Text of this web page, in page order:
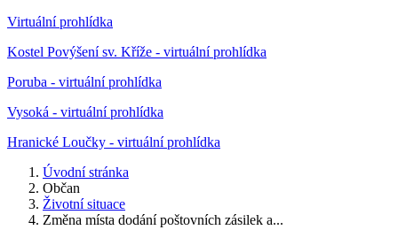
Virtuální prohlídka
Kostel Povýšení sv. Kříže - virtuální prohlídka
Poruba - virtuální prohlídka
Vysoká - virtuální prohlídka
Hranické Loučky - virtuální prohlídka
Úvodní stránka
Občan
Životní situace
Změna místa dodání poštovních zásilek a...